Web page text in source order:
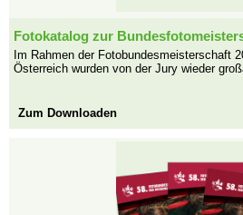
Fotokatalog zur
Im Rahmen der Fotobundesmeisterschaft
Österreich wurden von der Jury wieder
Zum Downloaden